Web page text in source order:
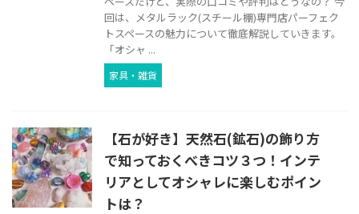
回は、メタルラック(スチール棚)専門店パーフェク
トスペースの魅力について徹底解説していきます。
「オシャ ...
家具・雑貨
【石が好き】天然石(鉱石)の飾り方
で知っておくべきコツ３つ！インテ
リアとしてオシャレに楽しむポイン
トは？